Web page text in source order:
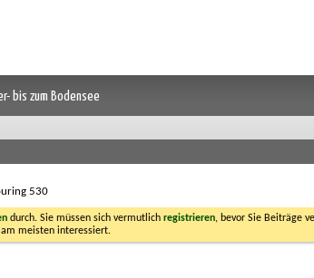
bis zum Bodensee
530
durch. Sie müssen sich vermutlich registrieren, bevor Sie Beiträge
am meisten interessiert.